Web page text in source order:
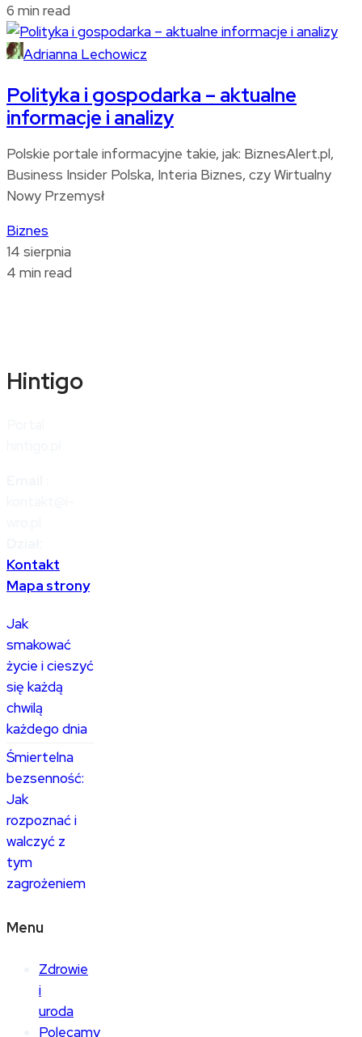
6 min read
Adrianna Lechowicz
Polityka i gospodarka – aktualne
informacje i analizy
Polskie portale informacyjne takie, jak: BiznesAlert.pl,
Business Insider Polska, Interia Biznes, czy Wirtualny
Nowy Przemysł
Biznes
14 sierpnia
4 min read
Hintigo
Kontakt
Mapa strony
Jak
smakować
życie i cieszyć
się każdą
chwilą
każdego dnia
Śmiertelna
bezsenność:
Jak
rozpoznać i
walczyć z
tym
zagrożeniem
Menu
Zdrowie
i
uroda
Polecamy